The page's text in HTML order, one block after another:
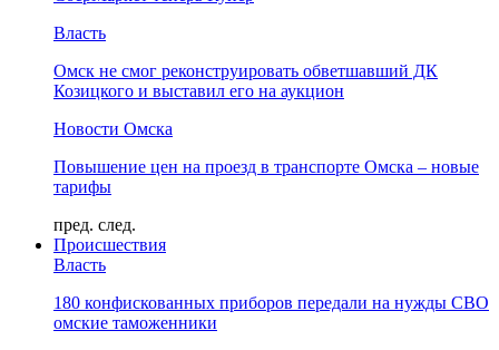
Власть
Омск не смог реконструировать обветшавший ДК
Козицкого и выставил его на аукцион
Новости Омска
Повышение цен на проезд в транспорте Омска – новые
тарифы
пред. след.
Происшествия
Власть
180 конфискованных приборов передали на нужды СВО
омские таможенники